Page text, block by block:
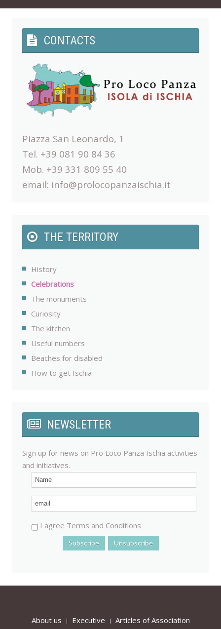
CONTACTS
Piazza San Leonardo, 1
Tel. +39 081 90 84 36
Mob. +39 331 809 55 40
email: info@prolocopanzaischia.it
THE TERRITORY
History
Celebrations
The monuments
Curiosity
The kitchen
Useful numbers
Beaches for disabled
How to get Ischia
NEWSLETTER
Sign up for news on Pro Loco Panza Ischia activities
and initiatives.
I agree Terms and Conditions
About us Executive Articles of Association